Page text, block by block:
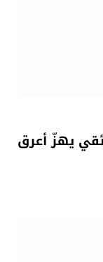
يهزّ أعرق